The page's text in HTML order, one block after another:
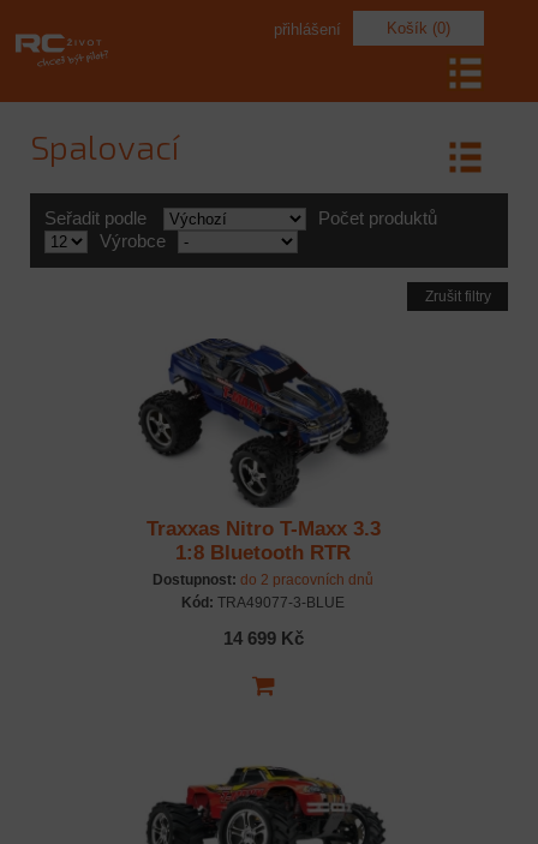
Košík (0)
přihlášení
Spalovací
Seřadit podle
Počet produktů
Výrobce
Zrušit filtry
Traxxas Nitro T-Maxx 3.3
1:8 Bluetooth RTR
modrý
Dostupnost: do 2 pracovních dnů
Kód: TRA49077-3-BLUE
14 699 Kč